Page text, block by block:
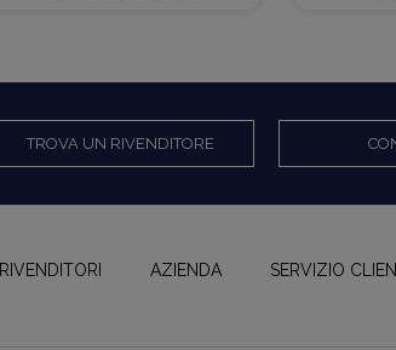
TROVA UN RIVENDITORE
RIVENDITORI AZIENDA SERVIZIO